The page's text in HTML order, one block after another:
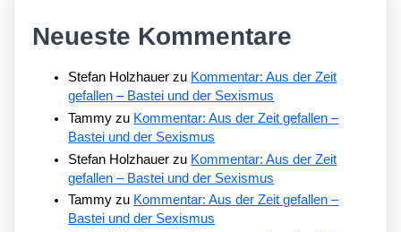
Neueste Kommentare
Stefan Holzhauer zu Kommentar: Aus der Zeit
gefallen – Bastei und der Sexismus
Tammy zu Kommentar: Aus der Zeit gefallen –
Bastei und der Sexismus
Stefan Holzhauer zu Kommentar: Aus der Zeit
gefallen – Bastei und der Sexismus
Tammy zu Kommentar: Aus der Zeit gefallen –
Bastei und der Sexismus